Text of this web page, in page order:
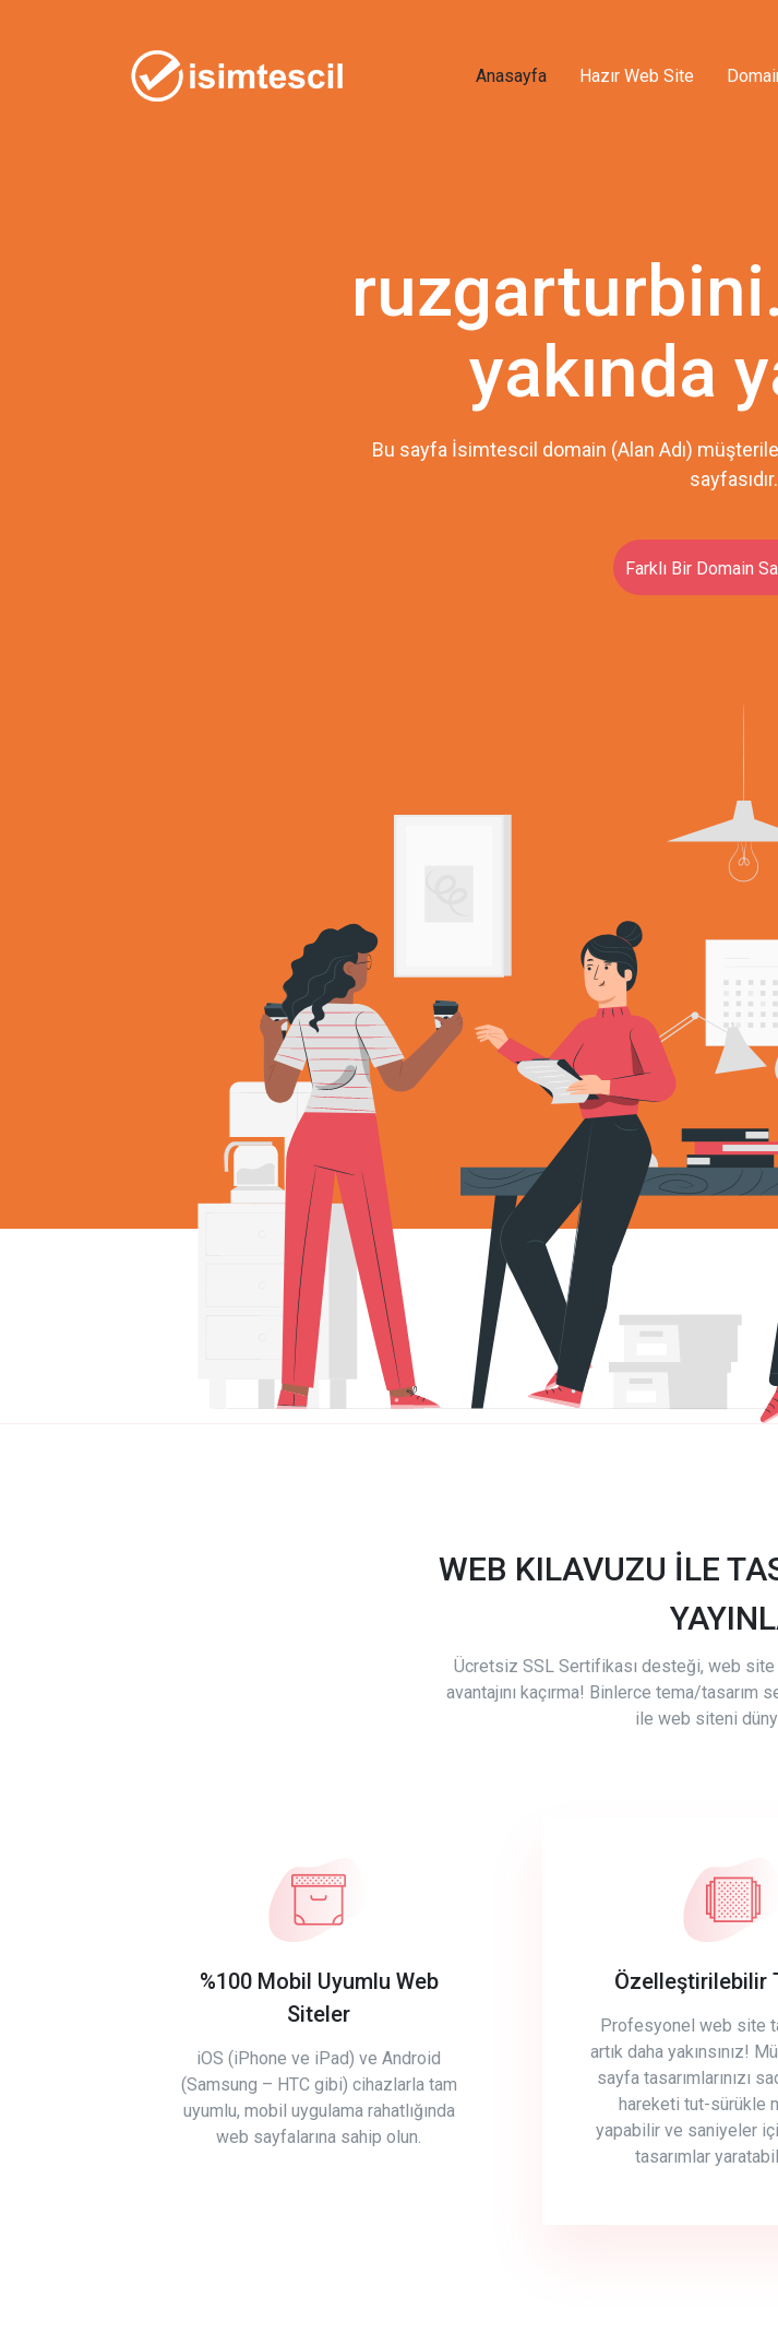
Anasayfa Hazır Web Site
yakında
Bu sayfa İsimtescil domain (Alan Adı)
sayfasıdır.
Farklı Bir Domain
WEB KILAVUZU İLE
Ücretsiz SSL Sertifikası desteği, web
avantajını kaçırma! Binlerce tema/tasarım
ile web siteni
%100 Mobil Uyumlu Web
Siteler
iOS (iPhone ve iPad) ve Android
(Samsung – HTC gibi) cihazlarla tam
uyumlu, mobil uygulama rahatlığında
web sayfalarına sahip olun.
Özelleştirilebilir
Profesyonel web site
artık daha yakınsınız!
sayfa tasarımlarınızı
hareketi tut-sürükle
yapabilir ve saniyeler
tasarımlar